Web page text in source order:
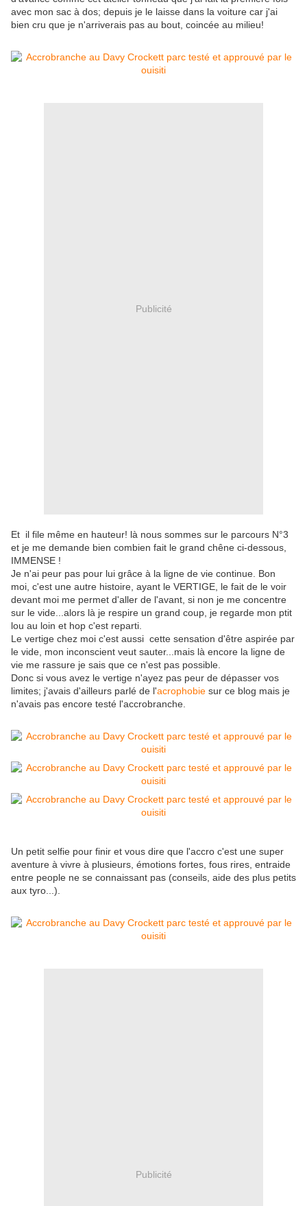
avec mon sac à dos; depuis je le laisse dans la voiture car j'ai
bien cru que je n'arriverais pas au bout, coincée au milieu!
Publicité
Et il file même en hauteur! là nous sommes sur le parcours N°3
et je me demande bien combien fait le grand chêne ci-dessous,
IMMENSE !
Je n'ai peur pas pour lui grâce à la ligne de vie continue. Bon
moi, c'est une autre histoire, ayant le VERTIGE, le fait de le voir
devant moi me permet d'aller de l'avant, si non je me concentre
sur le vide...alors là je respire un grand coup, je regarde mon ptit
lou au loin et hop c'est reparti.
Le vertige chez moi c'est aussi cette sensation d'être aspirée par
le vide, mon inconscient veut sauter...mais là encore la ligne de
vie me rassure je sais que ce n'est pas possible.
Donc si vous avez le vertige n'ayez pas peur de dépasser vos
limites; j'avais d'ailleurs parlé de l'acrophobie sur ce blog mais je
n'avais pas encore testé l'accrobranche.
Un petit selfie pour finir et vous dire que l'accro c'est une super
aventure à vivre à plusieurs, émotions fortes, fous rires, entraide
entre people ne se connaissant pas (conseils, aide des plus petits
aux tyro...).
Publicité